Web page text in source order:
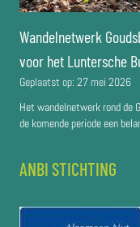
Wandelnetwerk
voor het Luntersche
Geplaatst op: 27 mei 2026
Het wandelnetwerk rond de
de komende periode een
ANBI STICHTING